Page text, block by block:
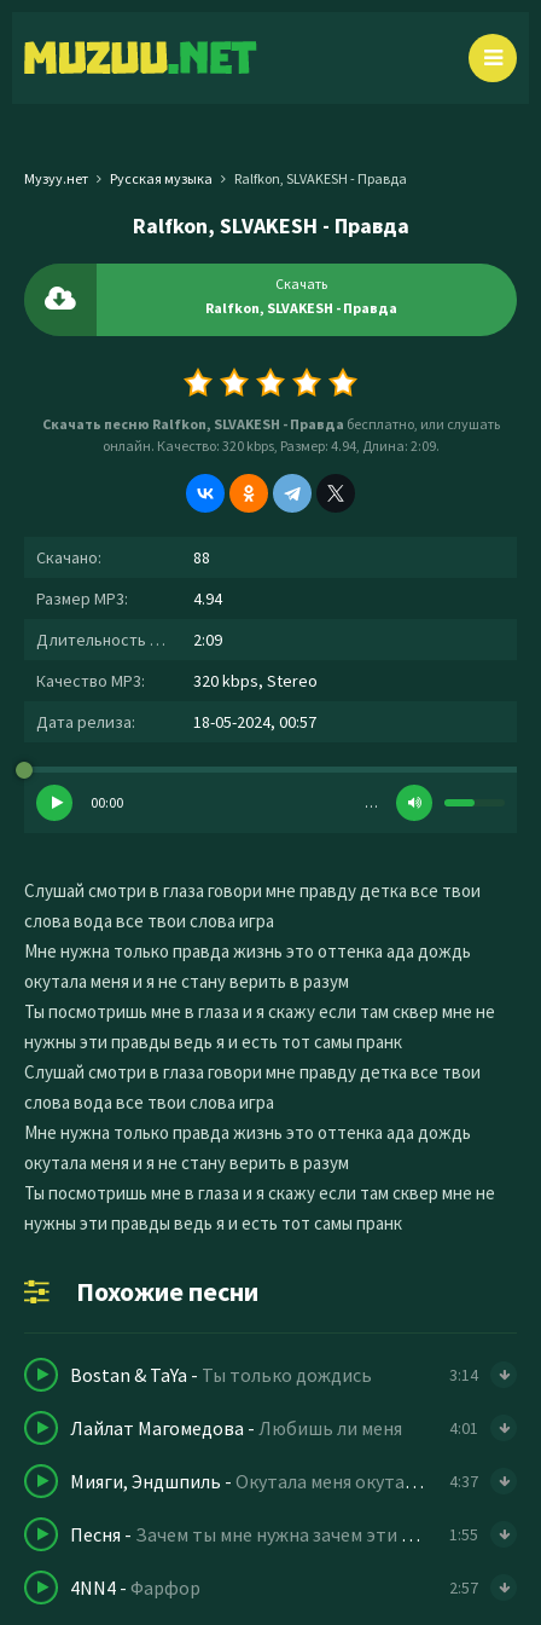
Музуу.нет Русская музыка Ralfkon, SLVAKESH - Правда
Ralfkon, SLVAKESH - Правда
Скачать
Ralfkon, SLVAKESH - Правда
Скачать песню Ralfkon, SLVAKESH - Правда бесплатно, или слушать
онлайн. Качество: 320 kbps, Размер: 4.94, Длина: 2:09.
Скачано:
88
Размер MP3:
4.94
Длительность MP3:
2:09
Качество MP3:
320 kbps, Stereo
Дата релиза:
18-05-2024, 00:57
00:00 …
Слушай смотри в глаза говори мне правду детка все твои
слова вода все твои слова игра
Мне нужна только правда жизнь это оттенка ада дождь
окутала меня и я не стану верить в разум
Ты посмотришь мне в глаза и я скажу если там сквер мне не
нужны эти правды ведь я и есть тот самы пранк
Слушай смотри в глаза говори мне правду детка все твои
слова вода все твои слова игра
Мне нужна только правда жизнь это оттенка ада дождь
окутала меня и я не стану верить в разум
Ты посмотришь мне в глаза и я скажу если там сквер мне не
нужны эти правды ведь я и есть тот самы пранк
Похожие песни
Bostan & TaYa - Ты только дождись 3:14
Лайлат Магомедова - Любишь ли меня 4:01
Мияги, Эндшпиль - Окутала меня окутала (слова пацана) 4:37
Песня - Зачем ты мне нужна зачем эти слова 1:55
4NN4 - Фарфор 2:57